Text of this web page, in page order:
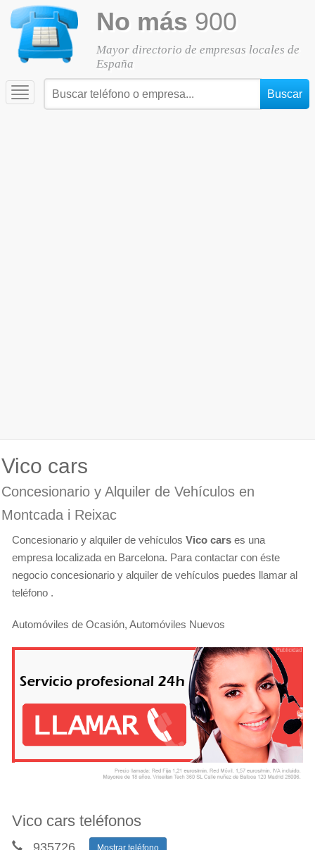
No más 900
Mayor directorio de empresas locales de
España
Toggle
navigation
Vico cars
Concesionario y Alquiler de Vehículos en
Montcada i Reixac
Concesionario y alquiler de vehículos Vico cars es una
empresa localizada en Barcelona. Para contactar con éste
negocio concesionario y alquiler de vehículos puedes llamar al
teléfono .
Automóviles de Ocasión, Automóviles Nuevos
Vico cars teléfonos
935726... Mostrar teléfono